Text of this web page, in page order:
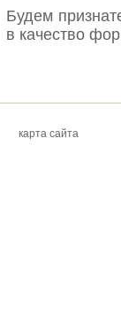
Будем
в качество
карта сайта